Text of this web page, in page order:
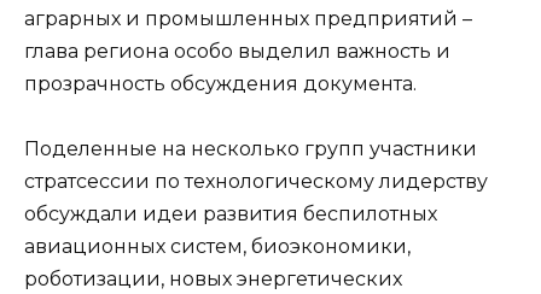
аграрных и промышленных предприятий –
глава региона особо выделил важность и
прозрачность обсуждения документа.
Поделенные на несколько групп участники
стратсессии по технологическому лидерству
обсуждали идеи развития беспилотных
авиационных систем, биоэкономики,
роботизации, новых энергетических